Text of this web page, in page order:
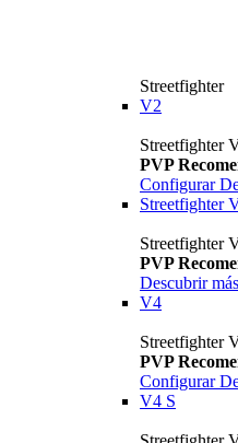
Streetfighter
V2
Streetfighter
PVP
Configurar
Streetfighter
Streetfighter
PVP
Descubrir más
V4
Streetfighter
PVP
Configurar
V4 S